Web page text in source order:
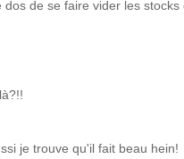
dos de se faire vider les stocks
je trouve qu'il fait beau hein!